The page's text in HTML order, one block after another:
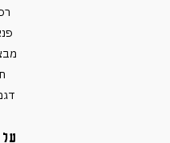
דגמי